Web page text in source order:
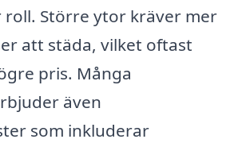
roll. Större ytor kräver mer
att städa, vilket oftast
pris. Många
även
som inkluderar